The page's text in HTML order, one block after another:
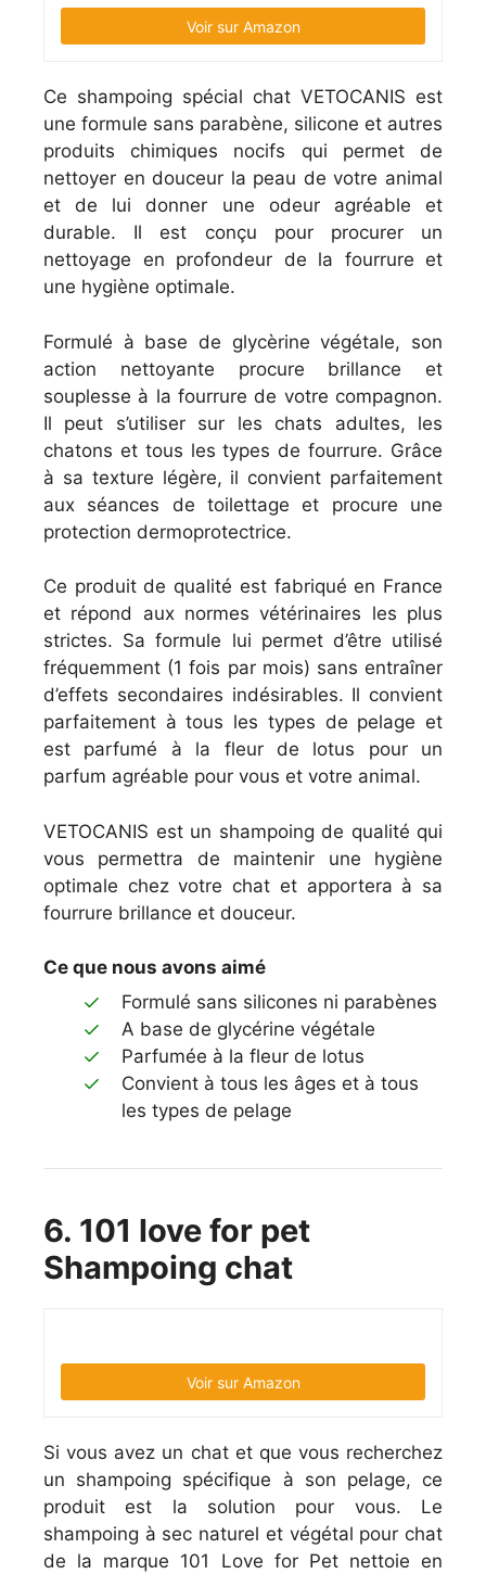
Voir sur Amazon
Ce shampoing spécial chat VETOCANIS est
une formule sans parabène, silicone et autres
produits chimiques nocifs qui permet de
nettoyer en douceur la peau de votre animal
et de lui donner une odeur agréable et
durable. Il est conçu pour procurer un
nettoyage en profondeur de la fourrure et
une hygiène optimale.
Formulé à base de glycèrine végétale, son
action nettoyante procure brillance et
souplesse à la fourrure de votre compagnon.
Il peut s’utiliser sur les chats adultes, les
chatons et tous les types de fourrure. Grâce
à sa texture légère, il convient parfaitement
aux séances de toilettage et procure une
protection dermoprotectrice.
Ce produit de qualité est fabriqué en France
et répond aux normes vétérinaires les plus
strictes. Sa formule lui permet d’être utilisé
fréquemment (1 fois par mois) sans entraîner
d’effets secondaires indésirables. Il convient
parfaitement à tous les types de pelage et
est parfumé à la fleur de lotus pour un
parfum agréable pour vous et votre animal.
VETOCANIS est un shampoing de qualité qui
vous permettra de maintenir une hygiène
optimale chez votre chat et apportera à sa
fourrure brillance et douceur.
Ce que nous avons aimé
Formulé sans silicones ni parabènes
A base de glycérine végétale
Parfumée à la fleur de lotus
Convient à tous les âges et à tous
les types de pelage
6. 101 love for pet
Shampoing chat
Voir sur Amazon
Si vous avez un chat et que vous recherchez
un shampoing spécifique à son pelage, ce
produit est la solution pour vous. Le
shampoing à sec naturel et végétal pour chat
de la marque 101 Love for Pet nettoie en